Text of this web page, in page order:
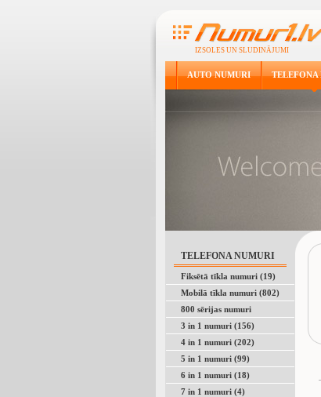
IZSOLES UN SLUDINĀJUMI
AUTO NUMURI TELEFONA
TELEFONA NUMURI
Fiksētā tīkla numuri (19)
Mobilā tīkla numuri (802)
800 sērijas numuri
3 in 1 numuri (156)
4 in 1 numuri (202)
5 in 1 numuri (99)
6 in 1 numuri (18)
7 in 1 numuri (4)